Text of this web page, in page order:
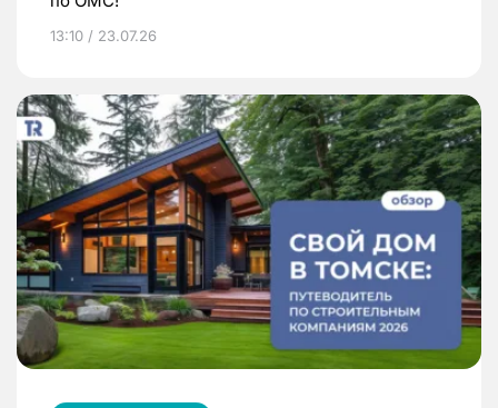
13:10 / 23.07.26